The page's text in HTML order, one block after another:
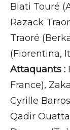
Blati Touré
Razack
Traoré
(Fiorentina,
Attaquants :
France),
Cyrille
Qadir